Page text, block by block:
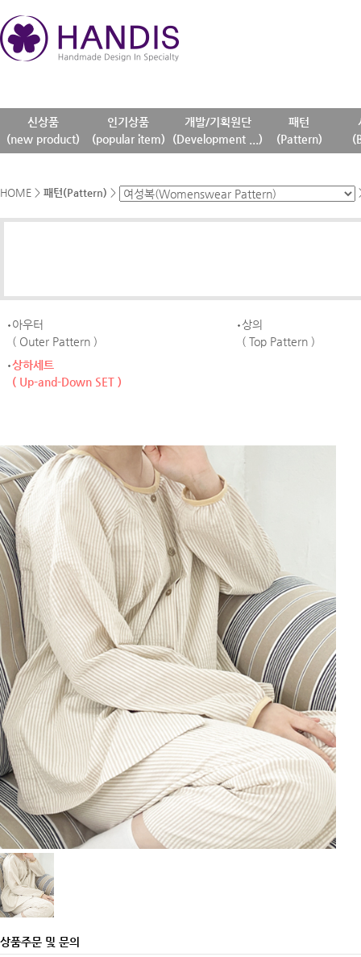
신상품
(new product)
인기상품
(popular item)
개발/기획원단
(Development ...)
패턴
(Pattern)
HOME > 패턴(Pattern) >
아우터
( Outer Pattern )
상의
( Top Pattern )
상하세트
( Up-and-Down SET )
상품주문 및 문의